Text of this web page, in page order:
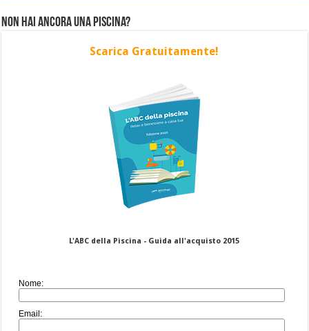
Non hai ancora una piscina?
Scarica Gratuitamente!
L'ABC della Piscina - Guida all'acquisto 2015
Nome:
Email: